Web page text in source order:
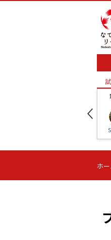
-
ホ